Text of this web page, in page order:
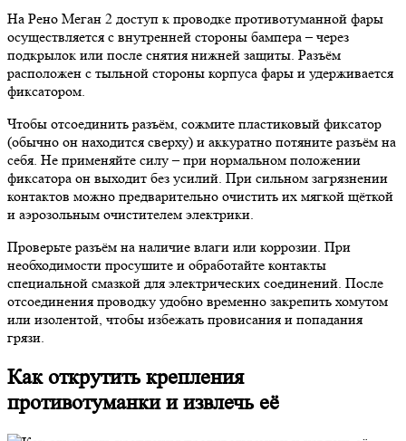
На Рено Меган 2 доступ к проводке противотуманной фары
осуществляется с внутренней стороны бампера – через
подкрылок или после снятия нижней защиты. Разъём
расположен с тыльной стороны корпуса фары и удерживается
фиксатором.
Чтобы отсоединить разъём, сожмите пластиковый фиксатор
(обычно он находится сверху) и аккуратно потяните разъём на
себя. Не применяйте силу – при нормальном положении
фиксатора он выходит без усилий. При сильном загрязнении
контактов можно предварительно очистить их мягкой щёткой
и аэрозольным очистителем электрики.
Проверьте разъём на наличие влаги или коррозии. При
необходимости просушите и обработайте контакты
специальной смазкой для электрических соединений. После
отсоединения проводку удобно временно закрепить хомутом
или изолентой, чтобы избежать провисания и попадания
грязи.
Как открутить крепления
противотуманки и извлечь её